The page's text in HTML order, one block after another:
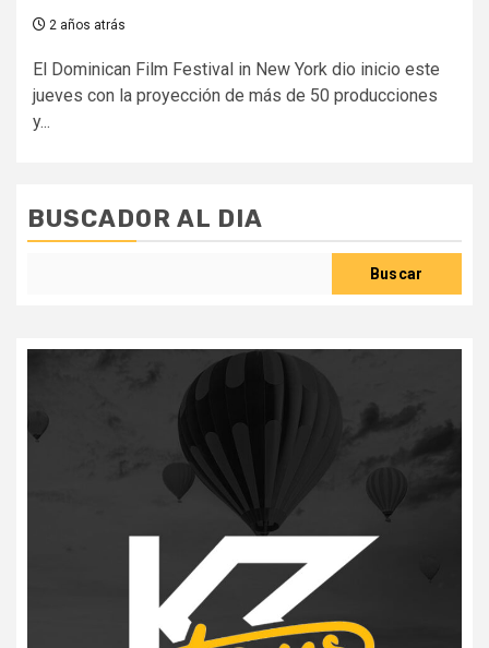
2 años atrás
El Dominican Film Festival in New York dio inicio este
jueves con la proyección de más de 50 producciones
y...
BUSCADOR AL DIA
Buscar